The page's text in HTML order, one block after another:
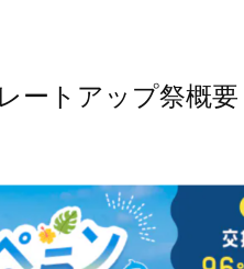
ートアップ祭概要